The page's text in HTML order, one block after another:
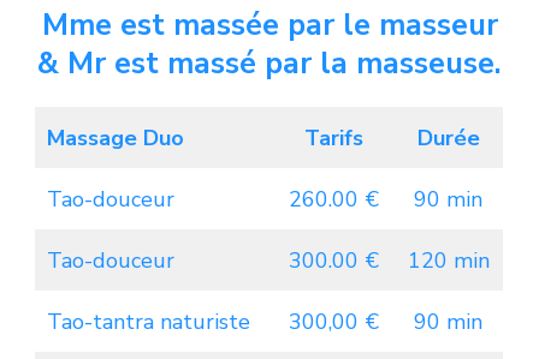
Mme est massée par le masseur
& Mr est massé par la masseuse.
Massage Duo Tarifs Durée
Tao-douceur 260.00 € 90 min
Tao-douceur 300.00 € 120 min
Tao-tantra naturiste 300,00 € 90 min